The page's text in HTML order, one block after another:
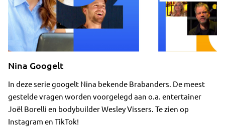
Nina Googelt
In deze serie googelt Nina bekende Brabanders. De meest
gestelde vragen worden voorgelegd aan o.a. entertainer
Joël Borelli en bodybuilder Wesley Vissers. Te zien op
Instagram en TikTok!